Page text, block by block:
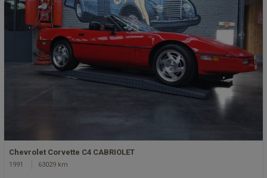
Chevrolet Corvette C4 CABRIOLET
1991 63029 km